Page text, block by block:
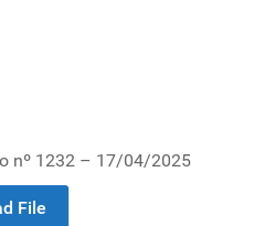
nº 1232 – 17/04/2025
File